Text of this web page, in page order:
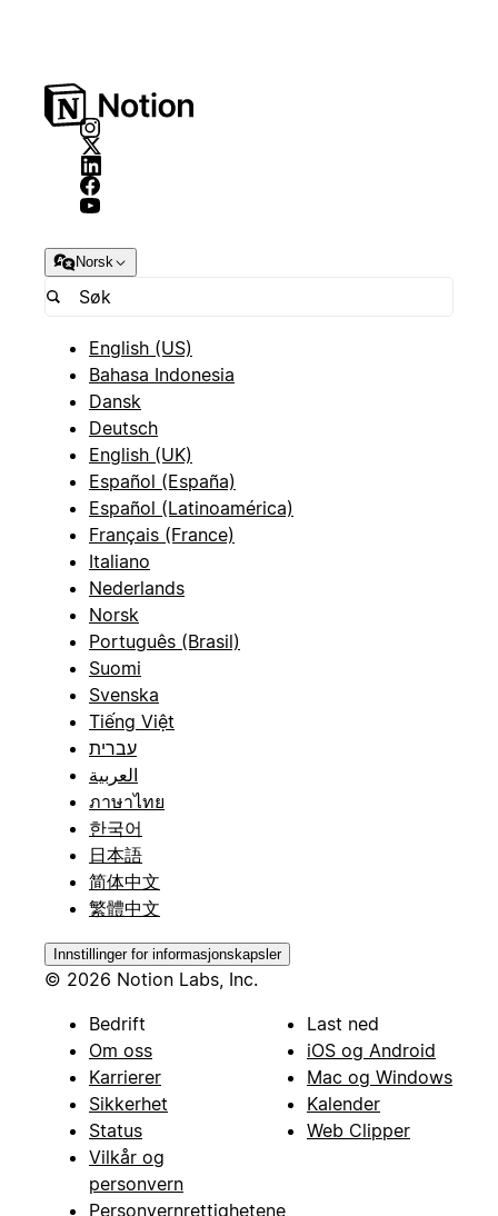
Norsk
English (US)
Bahasa Indonesia
Dansk
Deutsch
English (UK)
Español (España)
Español (Latinoamérica)
Français (France)
Italiano
Nederlands
Norsk
Português (Brasil)
Suomi
Svenska
Tiếng Việt
עברית
العربية
ภาษาไทย
한국어
日本語
简体中文
繁體中文
Innstillinger for informasjonskapsler
© 2026 Notion Labs, Inc.
Bedrift
Om oss
Karrierer
Sikkerhet
Status
Vilkår og
personvern
Personvernrettighetene
Last ned
iOS og Android
Mac og Windows
Kalender
Web Clipper